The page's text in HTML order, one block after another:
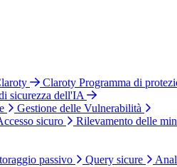
Claroty Programma di
sicurezza dell'IA
Gestione delle Vulnerabilità
sicuro
Rilevamento delle
passivo Query sicure